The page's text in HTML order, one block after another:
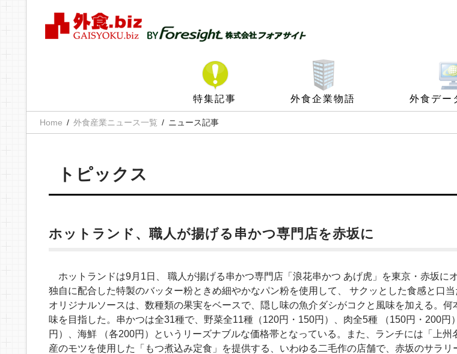
特集記事 外食企業物語 外食デー
Home 外食産業ニュース一覧 ニュース記事
トピックス
ホットランド、職人が揚げる串かつ専門店を赤坂に
ホットランドは9月1日、 職人が揚げる串かつ専門店「浪花串かつ あげ虎」を東京・赤坂に
独自に配合した特製のバッター粉ときめ細やかなパン粉を使用して、 サクッとした食感と口当
オリジナルソースは、数種類の果実をベースで、隠し味の魚介ダシがコクと風味を加える。何
味を目指した。串かつは全31種で、野菜全11種（120円・150円）、肉全5種 （150円・200円
円）、海鮮 （各200円）というリーズナブルな価格帯となっている。また、ランチには「上州
産のモツを使用した「もつ煮込み定食」を提供する、いわゆる二毛作の店舗で、赤坂のサラリ